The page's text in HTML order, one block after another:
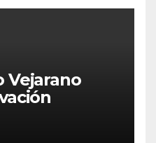
Vejarano
para